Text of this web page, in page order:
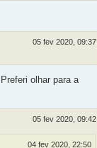
05 fev 2020, 09:37
olhar para a
05 fev 2020, 09:42
04 fev 2020, 22:50